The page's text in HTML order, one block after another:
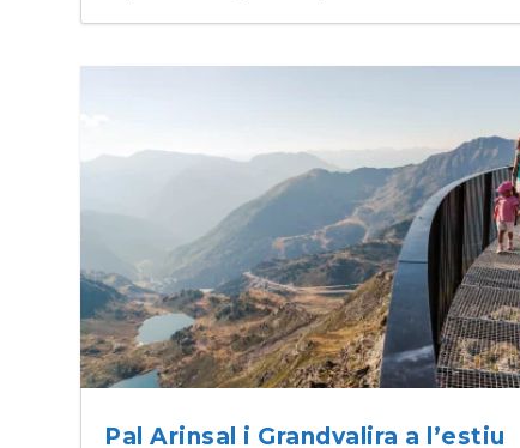
Pal Arinsal i Grandvalira a l’estiu